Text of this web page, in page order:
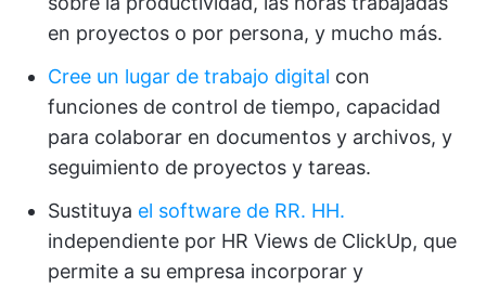
en proyectos o por persona, y mucho más.
Cree un lugar de trabajo digital con
funciones de control de tiempo, capacidad
para colaborar en documentos y archivos, y
seguimiento de proyectos y tareas.
Sustituya el software de RR. HH.
independiente por HR Views de ClickUp, que
permite a su empresa incorporar y